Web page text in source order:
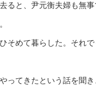
ると、尹元衡夫婦も無
そめて暮らした。それ
ってきたという話を聞